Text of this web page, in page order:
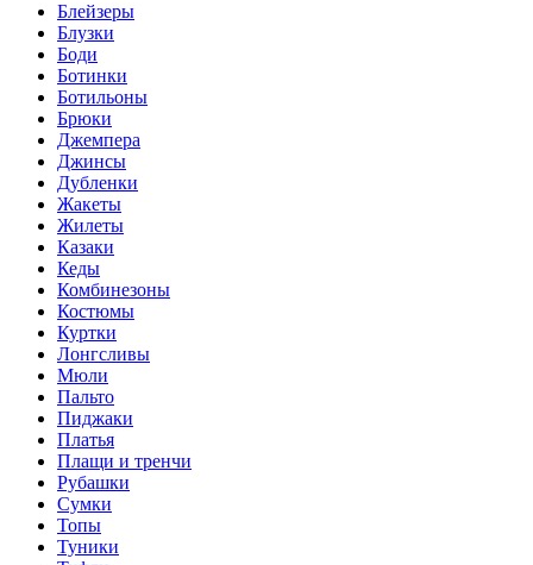
Блейзеры
Блузки
Боди
Ботинки
Ботильоны
Брюки
Джемпера
Джинсы
Дубленки
Жакеты
Жилеты
Казаки
Кеды
Комбинезоны
Костюмы
Куртки
Лонгсливы
Мюли
Пальто
Пиджаки
Платья
Плащи и тренчи
Рубашки
Сумки
Топы
Туники